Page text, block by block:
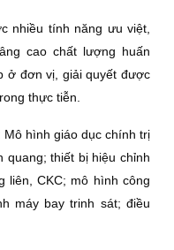
nhiều tính năng ưu việt,
cao chất lượng huấn
ở đơn vị, giải quyết được
thực tiễn.
Mô hình giáo dục chính trị
quang; thiết bị hiệu chỉnh
liên, CKC; mô hình công
máy bay trinh sát; điều